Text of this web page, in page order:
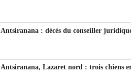
Antsiranana : décès du conseiller
Antsiranana, Lazaret nord : trois chiens